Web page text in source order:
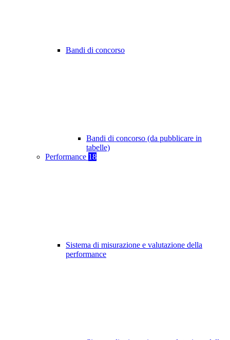
Bandi di concorso
Bandi di concorso (da pubblicare in
tabelle)
Performance 18
Sistema di misurazione e valutazione della
performance